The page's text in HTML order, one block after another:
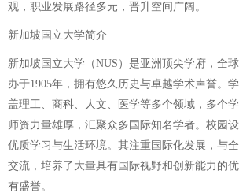
观，职业发展路径多元，晋升空间广阔。
新加坡国立大学简介
新加坡国立大学（NUS）是亚洲顶尖学府，全
办于1905年，拥有悠久历史与卓越学术声誉。
盖理工、商科、人文、医学等多个领域，多个学
师资力量雄厚，汇聚众多国际知名学者。校园
优质学习与生活环境。其注重国际化发展，与
交流，培养了大量具有国际视野和创新能力的
有盛誉。